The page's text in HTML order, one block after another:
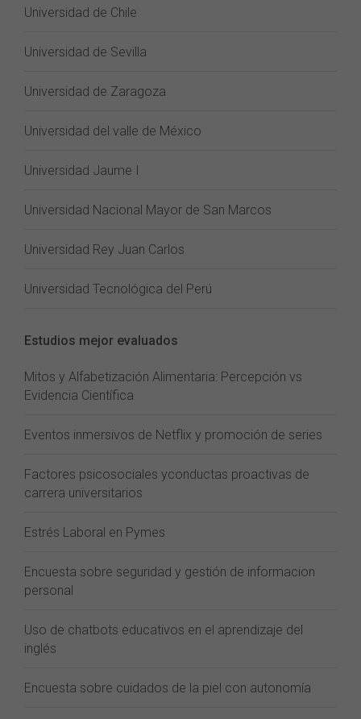
Universidad de Chile
Universidad de Sevilla
Universidad de Zaragoza
Universidad del valle de México
Universidad Jaume I
Universidad Nacional Mayor de San Marcos
Universidad Rey Juan Carlos
Universidad Tecnológica del Perú
Estudios mejor evaluados
Mitos y Alfabetización Alimentaria: Percepción vs
Evidencia Científica
Eventos inmersivos de Netflix y promoción de series
Factores psicosociales yconductas proactivas de
carrera universitarios
Estrés Laboral en Pymes
Encuesta sobre seguridad y gestión de informacion
personal
Uso de chatbots educativos en el aprendizaje del
inglés
Encuesta sobre cuidados de la piel con autonomía